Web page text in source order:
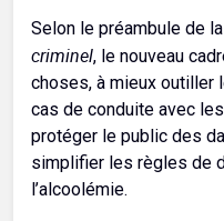
Selon le préambule de
criminel, le nouveau
choses, à mieux
cas de conduite avec
protéger le public des
simplifier les règles de
l’alcoolémie.